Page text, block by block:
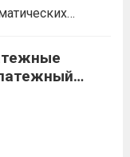
лесопожарной